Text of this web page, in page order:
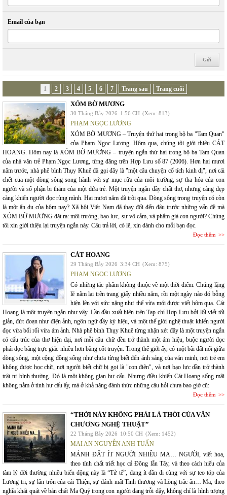
Email của bạn
1 2 3 4 5 6 7 Trang sau Trang cuối
XÓM BỜ MƯƠNG
30 Tháng Bảy 2026 1:56 CH (Xem: 813)
PHẠM NGỌC LƯƠNG
XÓM BỜ MƯƠNG – Truyện thứ hai trong bộ ba "Tam Quan"
của Phạm Ngọc Lương. Hôm qua, chúng tôi giới thiệu CÁT
HOANG. Hôm nay là XÓM BỜ MƯƠNG – truyện ngắn thứ hai trong bộ ba Tam Quan
của nhà văn trẻ Phạm Ngọc Lương, từng đăng trên Hợp Lưu số 87 (2006). Hơn hai mươi
năm trước, nhà phê bình Thụy Khuê đã gọi đây là "một câu chuyện cổ tích kinh dị", nơi cái
chết của một dòng sông song hành với sự mục rữa của môi trường, sự tha hóa của con
người và số phận bi thảm của một đứa trẻ. Một truyện ngắn đầy chất thơ, nhưng càng đẹp
càng khiến người đọc rùng mình. Hai mươi năm đã trôi qua. Dòng sông trong truyện có còn
là một ẩn dụ của hôm nay? Xã hội Việt Nam đã thay đổi đến đâu trước những vấn đề mà
XÓM BỜ MƯƠNG đặt ra: môi trường, bạo lực, sự vô cảm, và phẩm giá con người? Chúng
tôi xin giới thiệu lại truyện ngắn này. Câu trả lời, có lẽ, xin dành cho mỗi bạn đọc.
Đọc thêm
CÁT HOANG
29 Tháng Bảy 2026 3:34 CH (Xem: 875)
PHẠM NGỌC LƯƠNG
Có những tác phẩm không thuộc về một thời điểm. Chúng lặng
lẽ nằm lại trên trang giấy nhiều năm, rồi một ngày nào đó bỗng
hiện lên với sức nặng như thể vừa mới được viết hôm qua. Cát
Hoang là một truyện ngắn như vậy. Lần đầu xuất hiện trên Tạp chí Hợp Lưu bởi lối viết tối
giản, đứt đoạn như điện ảnh, ngôn ngữ đầy ký hiệu, và một thế giới nghệ thuật khiến người
đọc vừa bối rối vừa ám ảnh. Nhà phê bình Thụy Khuê từng nhận xét đây là một truyện ngắn
có cấu trúc của thơ hiện đại, nơi mỗi câu chữ đều trở thành một ám hiệu, buộc người đọc
phải đọc bằng trực giác nhiều hơn bằng cốt truyện. Trong thế giới ấy, có một bãi đất nổi giữa
dòng sông, một cộng đồng sống như chưa từng biết đến ánh sáng của văn minh, nơi trẻ em
không được học chữ, nơi người biết chữ bị gọi là "con điên", và nơi bạo lực dần trở thành
trật tự bình thường. Đó là một không gian hư cấu. Nhưng điều khiến Cát Hoang sống mãi
không nằm ở tính hư cấu ấy, mà ở khả năng đánh thức những câu hỏi chưa bao giờ cũ:
Đọc thêm
“THỜI NÀY KHÔNG PHẢI LÀ THỜI CỦA VĂN
CHƯƠNG NGHỆ THUẬT”
22 Tháng Bảy 2026 10:50 CH (Xem: 1452)
MAI AN NGUYỄN ANH TUẤN
MẢNH ĐẤT ÍT NGƯỜI NHIỀU MA… NGƯỜI, viết hoa,
theo tính chất triết học cả Đông lẫn Tây, và theo cách hiểu của
tâm lý đời thường nhiều biến động này là “Tử tế”, đang ít dần đi cùng với sự teo tóp của
Lương tri, sự lẩn trốn của cái Thiện, sự đánh mất Tình thương và Lòng trắc ẩn… Ma, theo
nghĩa khái quát về bản chất Ma Quỷ trong con người đang trỗi dậy, không chỉ là hình tượng